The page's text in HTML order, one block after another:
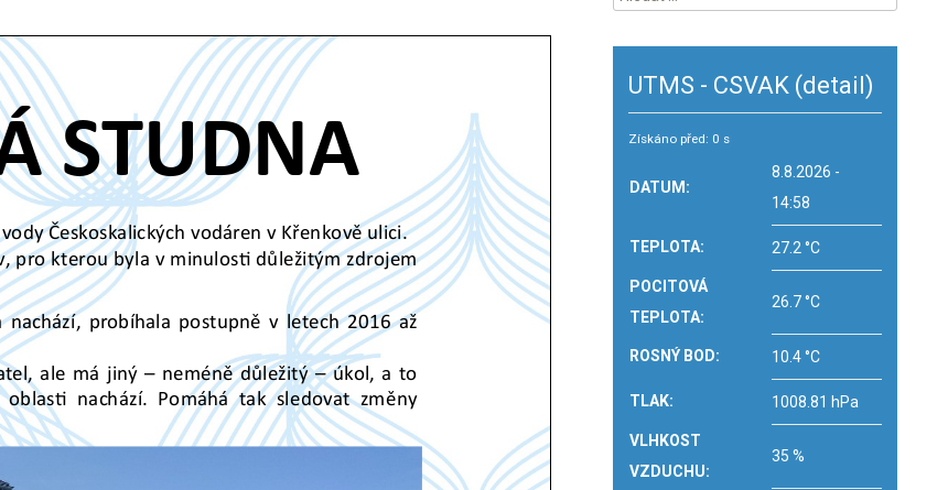
UTMS - CSVAK (detail)
Získáno před: 0 s
DATUM:
8.8.2026 -
14:58
TEPLOTA: 27.2 °C
POCITOVÁ
TEPLOTA:
26.7 °C
ROSNÝ BOD: 10.4 °C
TLAK: 1008.81 hPa
VLHKOST
VZDUCHU:
35 %